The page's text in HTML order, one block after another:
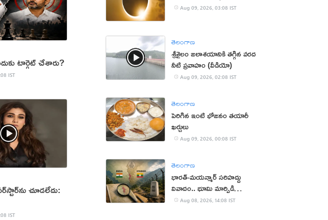
టార్గెట్ చేశారు?
IST
చూడలేదు:
IST
Aug 09, 2026, 03:08 IST
తెలంగాణ
శ్రీశైలం జలాశయానికి తగ్గిన వరద
నీటి ప్రవాహం (వీడియో)
Aug 09, 2026, 02:08 IST
తెలంగాణ
పెరిగిన ఇంటి భోజనం తయారీ
ఖర్చులు
Aug 09, 2026, 00:08 IST
తెలంగాణ
భారత్-మయన్మార్ సరిహద్దు
వివాదం.. భూమి మార్పిడి
ప్రతిపాదనలు
Aug 08, 2026, 14:08 IST